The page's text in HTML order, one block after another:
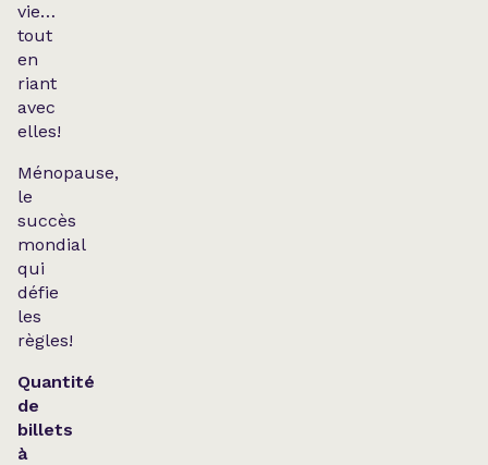
vie…
tout
en
riant
avec
elles!
Ménopause,
le
succès
mondial
qui
défie
les
règles!
Quantité
de
billets
à